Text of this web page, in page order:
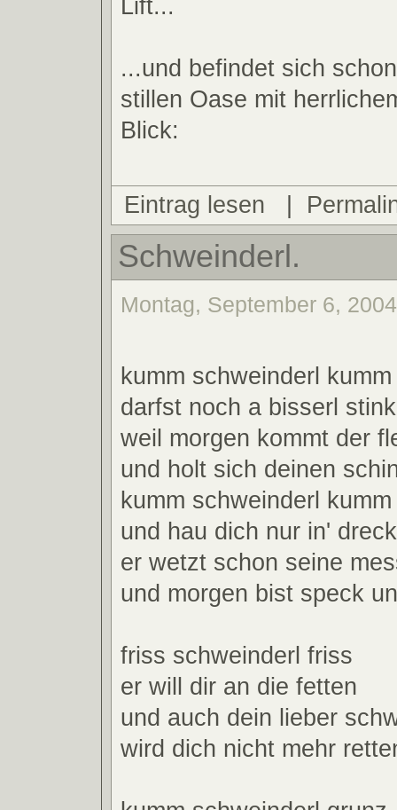
Lift...
...und befindet sich
stillen Oase mit
Blick:
Eintrag lesen |
Schweinderl.
Montag, September 6,
kumm schweinderl kumm
darfst noch a bisserl
weil morgen kommt der
und holt sich deinen
kumm schweinderl kumm
und hau dich nur in' dreck
er wetzt schon seine
und morgen bist speck
friss schweinderl friss
er will dir an die fetten
und auch dein lieber
wird dich nicht mehr